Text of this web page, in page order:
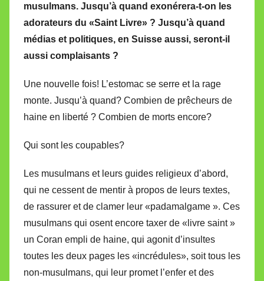
i
r
e
i
l
e
V
l
e
t
t
e
musulmans. Jusqu’à quand exonérera-t-on les
adorateurs du «Saint Livre» ? Jusqu’à quand
médias et politiques, en Suisse aussi, seront-il
aussi complaisants ?
Une nouvelle fois! L’estomac se serre et la rage
monte. Jusqu’à quand? Combien de prêcheurs de
haine en liberté ? Combien de morts encore?
Qui sont les coupables?
Les musulmans et leurs guides religieux d’abord,
qui ne cessent de mentir à propos de leurs textes,
de rassurer et de clamer leur «padamalgame ». Ces
musulmans qui osent encore taxer de «livre saint »
un Coran empli de haine, qui agonit d’insultes
toutes les deux pages les «incrédules», soit tous les
non-musulmans, qui leur promet l’enfer et des